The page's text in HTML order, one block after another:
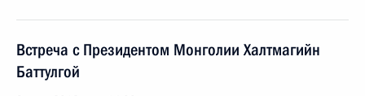
Встреча с Президентом Монголии Халтмагийн
Баттулгой